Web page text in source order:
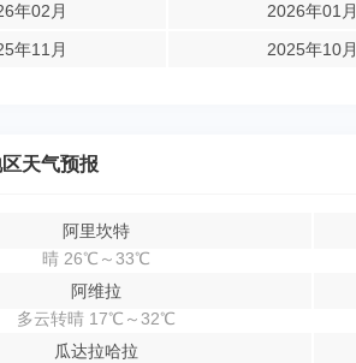
年02月
2026年01月
年11月
2025年10月
天气预报
阿里坎特
晴 26℃～33℃
阿维拉
多云转晴 17℃～32℃
瓜达拉哈拉